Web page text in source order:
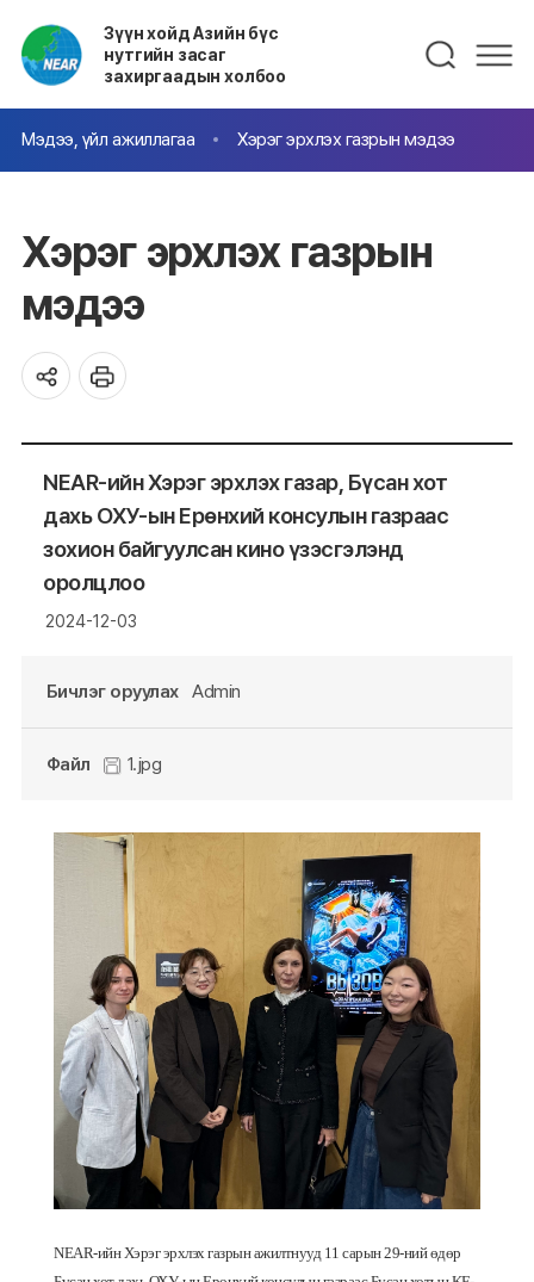
Зүүн хойд Азийн бүс
нутгийн засаг
захиргаадын холбоо
Мэдээ, үйл ажиллагаа Хэрэг эрхлэх газрын мэдээ
Хэрэг эрхлэх газрын
мэдээ
NEAR-ийн Хэрэг эрхлэх газар, Бүсан хот
дахь ОХУ-ын Ерөнхий консулын газраас
зохион байгуулсан кино үзэсгэлэнд
оролцлоо
2024-12-03
Бичлэг оруулах Admin
Файл 1.jpg
NEAR-ийн Хэрэг эрхлэх газрын ажилтнууд 11 сарын 29-нийөдөр